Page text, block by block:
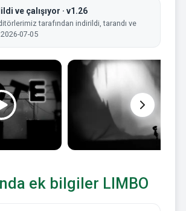
ve çalışıyor · v1.26
tarafından indirildi, tarandı ve
07-05
ek bilgiler LIMBO